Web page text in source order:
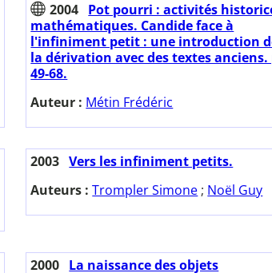
2004 Pot pourri : activités
mathématiques. Candide face à
l'infiniment petit : une introduction
la dérivation avec des textes anciens.
49-68.
Auteur : Métin Frédéric
2003 Vers les infiniment petits.
Auteurs :Trompler Simone ; Noël Guy
2000 La naissance des objets